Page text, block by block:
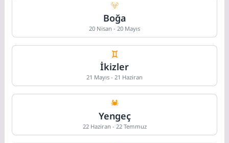
Boğa
20 Nisan - 20 Mayıs
İkizler
21 Mayıs - 21 Haziran
Yengeç
22 Haziran - 22 Temmuz